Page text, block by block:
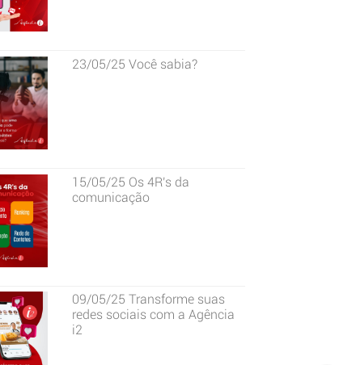
23/05/25 Você sabia?
15/05/25 Os 4R's da
comunicação
09/05/25 Transforme suas
redes sociais com a Agência
i2